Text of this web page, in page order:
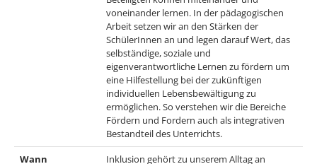
voneinander lernen. In der pädagogischen
Arbeit setzen wir an den Stärken der
SchülerInnen an und legen darauf Wert, das
selbständige, soziale und
eigenverantwortliche Lernen zu fördern um
eine Hilfestellung bei der zukünftigen
individuellen Lebensbewältigung zu
ermöglichen. So verstehen wir die Bereiche
Fördern und Fordern auch als integrativen
Bestandteil des Unterrichts.
Wann
Inklusion gehört zu unserem Alltag an